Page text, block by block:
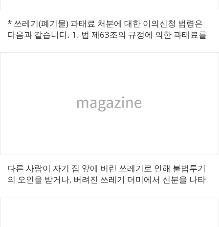
* 쓰레기(폐기물) 과태료 처분에 대한 이의신청 법령은
다음과 같습니다. 1. 법 제63조의 규정에 의한 과태료를
상대방 또 는 대리인에...
다른 사람이 자기 집 앞에 버린 쓰레기로 인해 불법투기
의 오인을 받거나, 버려진 쓰레기 더미에서 신분을 나타
경우가 더러 있습니다. > 이처럼 ...